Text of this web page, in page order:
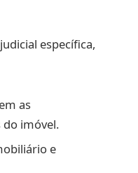
específica,
as
do imóvel.
e